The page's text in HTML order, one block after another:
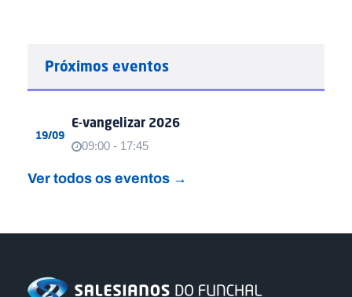
Próximos eventos
19/09
E-vangelizar 2026
09:00 - 17:45
Ver todos os eventos →